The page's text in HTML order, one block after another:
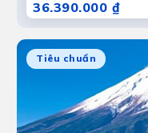
36.390.000 ₫
Tiêu chuẩn